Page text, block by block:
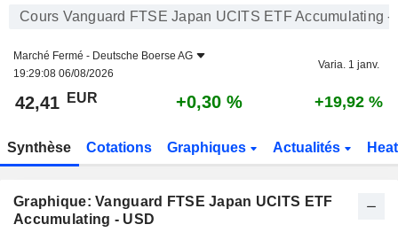
Cours Vanguard FTSE Japan UCITS ETF Accumulating -
Marché Fermé - Deutsche Boerse AG
19:29:08 06/08/2026
Varia. 1 janv.
42,41 EUR +0,30 % +19,92 %
Synthèse Cotations Graphiques Actualités
Graphique: Vanguard FTSE Japan UCITS ETF
Accumulating - USD